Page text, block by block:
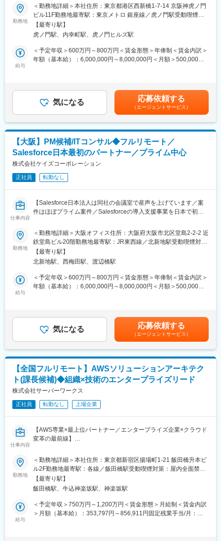
駅、中佐世保駅、末広町駅(東京都)、下落合駅、武蔵溝ノ口駅、な
んば駅(南海線)、長堀橋駅、天王寺駅前駅、栄駅(愛知県)、呉服町
駅(福岡県)、四宮駅、京成八幡駅
Active AI Platformというビジョンを掲げるServiceNowを使った先
進的な取り組みによりすべての日本のお客様をAI Readyなステー
ジに一緒にリードする仲間を大募集しています。
ほとんどのServiceNow SEはリモートワークです。
【導入実績】
日本で初めて行うようなServiceNowプロジェクトを多数手掛けて
ステム、最大手旅行会社IT投資戦略システム構築、大手製薬業社
内ワークフロー構築、生命保険会社社内ワークフロー刷新
変更の範囲：会社の定める業務
中でトップ20社のみが選出されるコアパートナーとして日本の
Salesforce普及を牽引】
■仕事内容
『Salesforce』の顧客提案から導入まで一連の業務をご担当頂き
ます。顧客の業務改善をsalesforceを通して実現、ビジネスとプロ
ダクトを上流から設計/マネージする市場価値の高いポジションで
す。
SalesforceJapan社日本法人設立当初より、導入支援サービスを展
開。蓄積したノウハウの多さクオリティの高さから社員バイネー
ムで指名が来ることもしばしば。社員の約8割がSalesforceの資格
社員の声を元にインセンティブ制度を作る等、現場の意見を大事
にする社風。安心して長く働ける会社をお探しの方にピッタリで
す。
評価してほしい」⇒四半期ごとにインセンティブを導入
◎例2「長く働いているから還元してほしい」⇒勤続10年以上で
日間）
※事前申告制により、勤務時間帯を変更することも可能。（例
■ポジションについて
PM候補としての採用ポジションです。同社のPMはシステムの企
画立案から遂行、完了までのPJTの責任者を指しています。（管
■特徴・魅力
ら、Salesforce社との長く深いお付き合いが開始。Salesforceの成
長に伴って同社も大きく事業拡大してきました。最初のパートナ
ーという事もあり、Salesforceの導入事例は他の追随を許さない
圧倒的な水準です。またSalesforce社からも顧客紹介を受ける事
も多くあり、独自の顧客獲得チャネルを有しています。
変更の範囲：会社の定める業務
勤務地
＜勤務地詳細＞本社住所：東京都港区西新橋1-7-14 京阪神虎ノ門
ビル11F勤務地最寄駅：東京メトロ 銀座線／虎ノ門駅受動喫煙対
策：屋内全面禁煙変更の範囲：会社の定める事業所（リモートワ
ーク含む）
【最寄り駅】
虎ノ門駅、内幸町駅、虎ノ門ヒルズ駅
給与
＜予定年収＞600万円～800万円＜賃金形態＞年俸制＜賃金内訳＞
年額（基本給）：6,000,000円～8,000,000円＜月額＞500,000円
する可能性があります。月給(月額)は固定手当を含めた表記です。
気になる 応募依頼する
（エージェントサービス）
【大阪】PM候補/ITコンサル◆フルリモート／
Salesforce日本最初のパートナー／プライム中心
株式会社ケイズコーポレーション
正社員 転勤なし
仕事内容
【Salesforce日本法人は同社の会議室で産声を上げています／案
件はほぼプライム案件／Salesforceの導入支援事業を日本で初め
中でトップ20社のみが選出されるコアパートナーとして、日本の
Salesforce普及を牽引】
■仕事内容
『Salesforce』の顧客提案から導入まで一連の業務をご担当頂き
ます。顧客の業務改善をsalesforceを通して実現、ビジネスとプロ
ダクトを上流から設計/マネージする市場価値の高いポジションで
す。
SalesforceJapan社日本法人設立当初より、導入支援サービスを展
開。蓄積したノウハウの多さクオリティの高さから社員バイネー
ムで指名が来ることもしばしば。社員の約8割がSalesforceの資格
社員の声を元にインセンティブ制度を作る等、現場の意見を大事
にする社風。安心して長く働ける会社をお探しの方にピッタリで
す。
評価してほしい」⇒四半期ごとにインセンティブを導入
◎例2「長く働いているから還元してほしい」⇒勤続10年以上で
日間）
※事前申告制により、勤務時間帯を変更することも可能。（例
■ポジションについて
PM候補としての採用ポジションです。同社のPMはシステムの企
画立案から遂行、完了までのPJTの責任者を指しています。（管
■特徴・魅力
勤務地
＜勤務地詳細＞大阪オフィス住所：大阪府大阪市北区堂島2-2-2 近
鉄堂島ビル20階勤務地最寄駅：JR東西線／北新地駅受動喫煙対
策：屋内全面禁煙変更の範囲：会社の定める事業所（リモートワ
ーク含む）
【最寄り駅】
北新地駅、西梅田駅、渡辺橋駅
給与
＜予定年収＞600万円～800万円＜賃金形態＞年俸制＜賃金内訳＞
年額（基本給）：6,000,000円～8,000,000円＜月額＞500,000円
する可能性があります。月給(月額)は固定手当を含めた表記です。
気になる 応募依頼する
（エージェントサービス）
【全国フルリモート】AWSソリューションアーキテク
ト(課長候補)◆組織×技術のエンタープライズリード
株式会社サーバーワークス
正社員 転勤なし 上場企業
仕事内容
【AWS専業×最上位パートナー／エンタープライズ企業×クラウド
変革の最前線】
※こんな方にお薦め
● 技術を手放さず、エンジニア組織のマネジメントに挑戦したい
● AWSを軸に、エンタープライズ案件の上流設計・提案に深く関
わりたい
● フルリモート環境で、高い裁量と責任を持って働きたい
● プレイングマネージャーとしてキャリアの天井を一段引き上げ
たい
勤務地
＜勤務地詳細＞本社住所：東京都新宿区揚場町1-21 飯田橋升本ビ
ル2F勤務地最寄駅：各線／飯田橋駅受動喫煙対策：屋内全面禁煙
変更の範囲：会社の定める事業所（リモートワーク含む）
【最寄り駅】
飯田橋駅、牛込神楽坂駅、神楽坂駅
給与
＜予定年収＞750万円～1,200万円＜賃金形態＞月給制＜賃金内訳
＞月額（基本給）：353,797円～856,911円固定残業手当/月：